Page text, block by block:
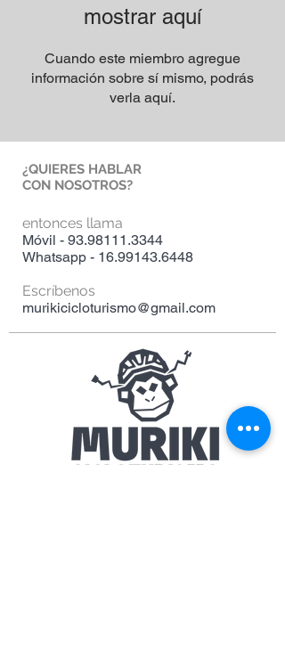
mostrar aquí
Cuando este miembro agregue
información sobre sí mismo, podrás
verla aquí.
¿QUIERES HABLAR
CON NOSOTROS?
entonces llama
Móvil - 93.98111.3344
Whatsapp - 16.99143.6448
Escríbenos
murikicicloturismo@gmail.com